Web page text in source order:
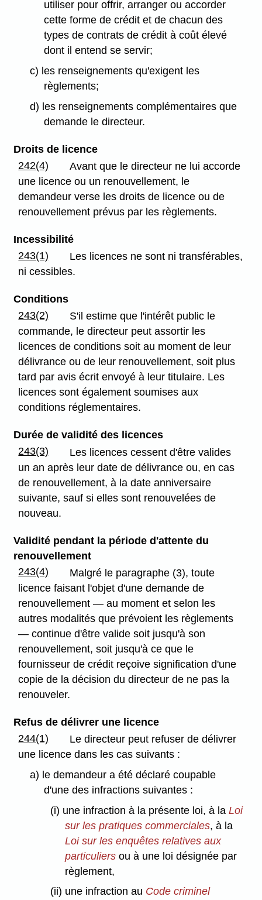
utiliser pour offrir, arranger ou accorder
cette forme de crédit et de chacun des
types de contrats de crédit à coût élevé
dont il entend se servir;
c) les renseignements qu'exigent les
règlements;
d) les renseignements complémentaires que
demande le directeur.
Droits de licence
242(4)
Avant que le directeur ne lui accorde
une licence ou un renouvellement, le
demandeur verse les droits de licence ou de
renouvellement prévus par les règlements.
Incessibilité
243(1)
Les licences ne sont ni transférables,
ni cessibles.
Conditions
243(2)
S'il estime que l'intérêt public le
commande, le directeur peut assortir les
licences de conditions soit au moment de leur
délivrance ou de leur renouvellement, soit plus
tard par avis écrit envoyé à leur titulaire. Les
licences sont également soumises aux
conditions réglementaires.
Durée de validité des licences
243(3)
Les licences cessent d'être valides
un an après leur date de délivrance ou, en cas
de renouvellement, à la date anniversaire
suivante, sauf si elles sont renouvelées de
nouveau.
Validité pendant la période d'attente du
renouvellement
243(4)
Malgré le paragraphe (3), toute
licence faisant l'objet d'une demande de
renouvellement — au moment et selon les
autres modalités que prévoient les règlements
— continue d'être valide soit jusqu'à son
renouvellement, soit jusqu'à ce que le
fournisseur de crédit reçoive signification d'une
copie de la décision du directeur de ne pas la
renouveler.
Refus de délivrer une licence
244(1)
Le directeur peut refuser de délivrer
une licence dans les cas suivants :
a) le demandeur a été déclaré coupable
d'une des infractions suivantes :
(i) une infraction à la présente loi, à la Loi
sur les pratiques commerciales, à la
Loi sur les enquêtes relatives aux
particuliersou à une loi désignée par
règlement,
(ii) une infraction au Code criminel